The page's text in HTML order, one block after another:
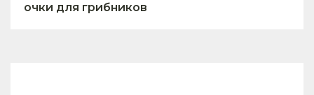
очки для грибников